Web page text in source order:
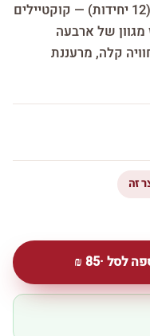
קוקטיילים מוכנים קולו 4 טעמים (12 יחידות) — קוקטיילים
מגוון של ארבעה
קלה, מרעננת
לסל ·85
₪